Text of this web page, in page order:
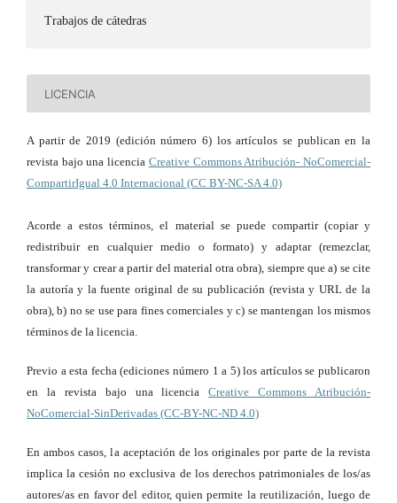
Trabajos de cátedras
LICENCIA
A partir de 2019 (edición número 6) los artículos se publican en la
revista bajo una licencia Creative Commons Atribución- NoComercial-
CompartirIgual 4.0 Internacional (CC BY-NC-SA 4.0)
Acorde a estos términos, el material se puede compartir (copiar y
redistribuir en cualquier medio o formato) y adaptar (remezclar,
transformar y crear a partir del material otra obra), siempre que a) se cite
la autoría y la fuente original de su publicación (revista y URL de la
obra), b) no se use para fines comerciales y c) se mantengan los mismos
términos de la licencia.
Previo a esta fecha (ediciones número 1 a 5) los artículos se publicaron
en la revista bajo una licenciaCreative Commons Atribución-
NoComercial-SinDerivadas (CC-BY-NC-ND 4.0)
En ambos casos, la aceptación de los originales por parte de la revista
implica la cesión no exclusiva de los derechos patrimoniales de los/as
autores/as en favor del editor, quien permite la reutilización, luego de